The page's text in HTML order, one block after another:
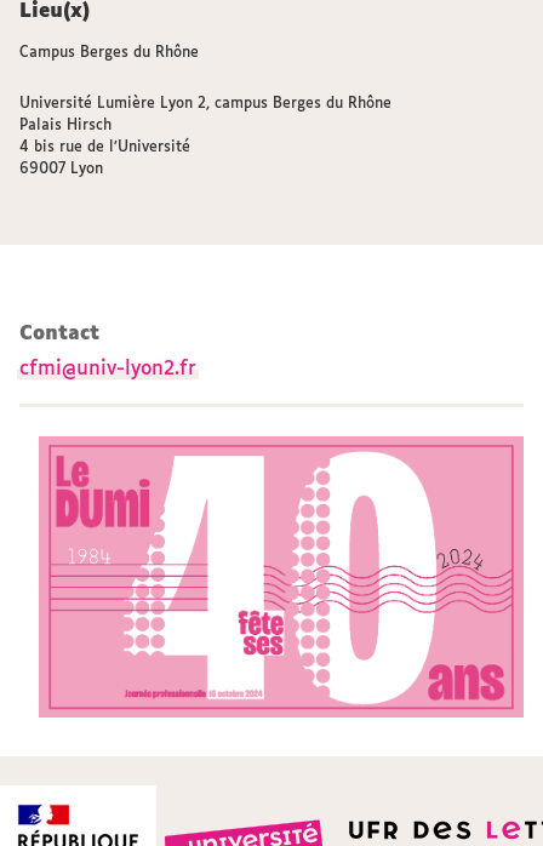
Lieu(x)
Campus Berges du Rhône
Université Lumière Lyon 2, campus Berges du Rhône
Palais Hirsch
4 bis rue de l’Université
69007 Lyon
Contact
cfmi@univ-lyon2.fr